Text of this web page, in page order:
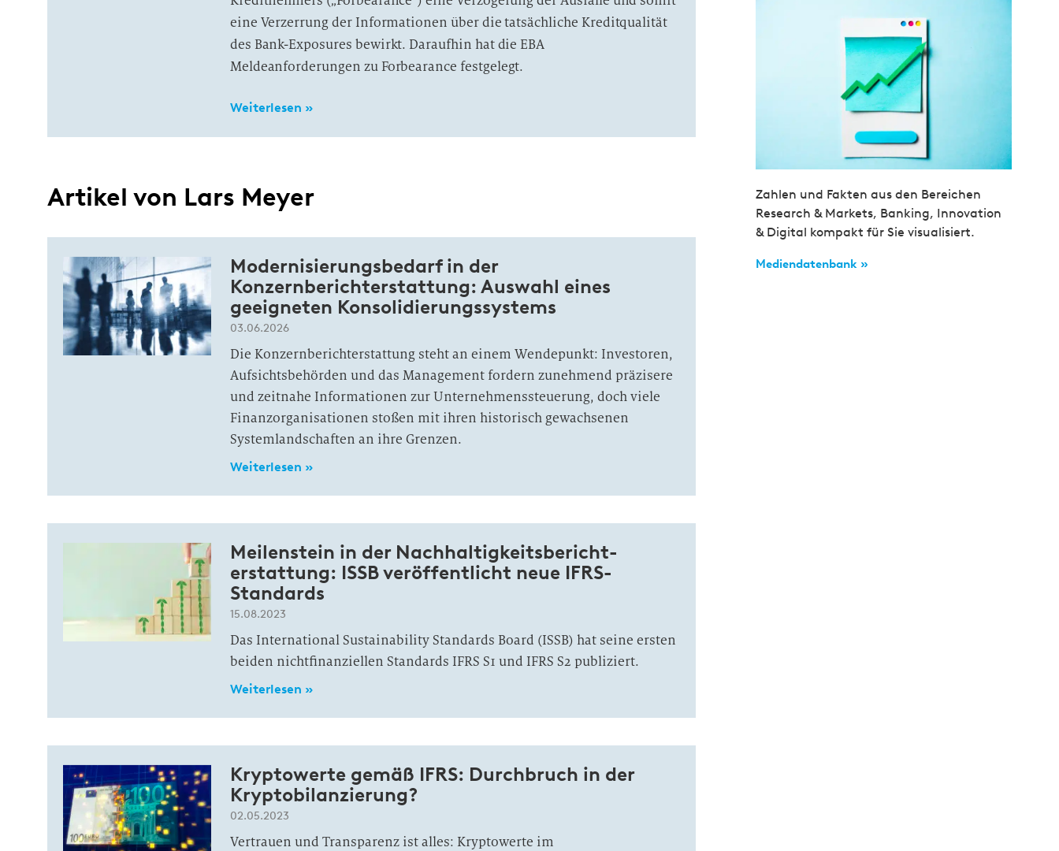
eine Verzerrung der Informationen über die tatsächliche Kreditqualität
des Bank-Exposures bewirkt. Daraufhin hat die EBA
Meldeanforderungen zu Forbearance festgelegt.
Weiterlesen »
Artikel von Lars Meyer
Modernisierungsbedarf in der
Konzernberichterstattung: Auswahl eines
geeigneten Konsolidierungssystems
03.06.2026
Die Konzernberichterstattung steht an einem Wendepunkt: Investoren,
Aufsichtsbehörden und das Management fordern zunehmend präzisere
und zeitnahe Informationen zur Unternehmenssteuerung, doch viele
Finanzorganisationen stoßen mit ihren historisch gewachsenen
Systemlandschaften an ihre Grenzen.
Weiterlesen »
Meilenstein in der Nach­haltigkeits­bericht­
erstattung: ISSB veröffentlicht neue IFRS-
Standards
15.08.2023
Das International Sustainability Standards Board (ISSB) hat seine ersten
beiden nichtfinanziellen Standards IFRS S1 und IFRS S2 publiziert.
Weiterlesen »
Kryptowerte gemäß IFRS: Durchbruch in der
Kryptobilanzierung?
02.05.2023
Vertrauen und Transparenz ist alles: Kryptowerte im
Zahlen und Fakten aus den Bereichen
Research & Markets, Banking, Innovation
& Digital kompakt für Sie visualisiert.
Mediendatenbank »